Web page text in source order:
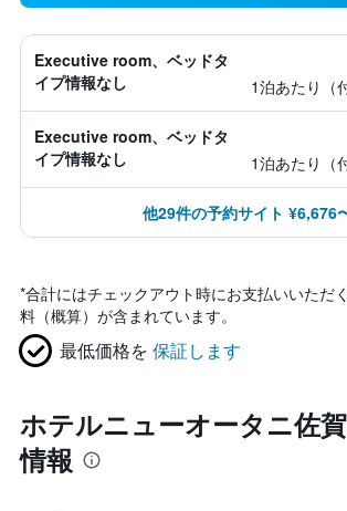
Executive room、ベッドタ
イプ情報なし
1泊あたり（
Executive room、ベッドタ
イプ情報なし
1泊あたり（
他29件の予約サイト ¥6,676
*合計にはチェックアウト時にお支払いいただ
料（概算）が含まれています。
最低価格を 保証します
ホテルニューオータニ佐
情報